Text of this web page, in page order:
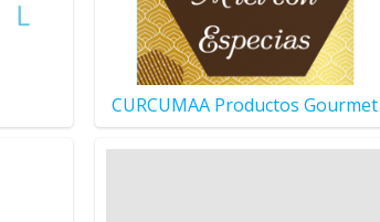
CURCUMAA Productos Gourmet